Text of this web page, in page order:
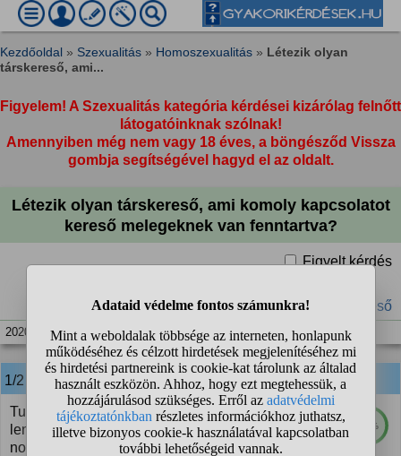
Kezdőoldal » Szexualitás » Homoszexualitás » Létezik olyan
társkereső, ami...
Figyelem! A Szexualitás kategória kérdései kizárólag felnőtt
látogatóinknak szólnak!
Amennyiben még nem vagy 18 éves, a böngésződ Vissza
gombja segítségével hagyd el az oldalt.
Létezik olyan társkereső, ami komoly kapcsolatot
kereső melegeknek van fenntartva?
Figyelt kérdés
#szerelem #magány #társ #közösség #társkereső
2020. márc. 1. 15:37
1/2 anonim válasza:
71%
Tudtommal ilyen nincs, nagy sajnálatomra:) ha
lenne is, akkor a szexéhes idősebb férfiak ellepnék,
no de nem általánosítok.